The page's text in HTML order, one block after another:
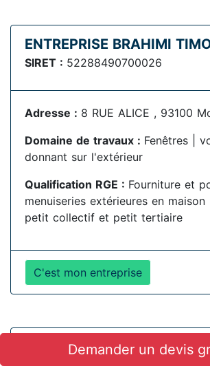
ENTREPRISE BRAHIMI
SIRET : 52288490700026
Adresse : 8 RUE ALICE , 93100
Domaine de travaux : Fenêtres |
donnant sur l'extérieur
Qualification RGE : Fourniture et
menuiseries extérieures en maison
petit collectif et petit tertiaire
C'est mon entreprise
YESSOUFOU AFFISSOU
Demander un devis